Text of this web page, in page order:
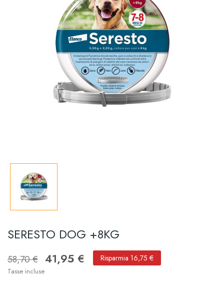
SERESTO DOG +8KG
58,70 € 41,95 € Risparmia 16,75 €
Tasse incluse